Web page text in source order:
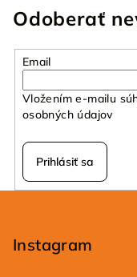
Odoberať
Email
Vložením e-mailu
osobných údajov
Prihlásiť sa
Instagram